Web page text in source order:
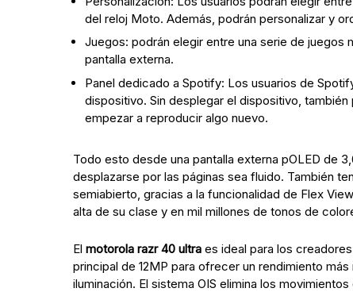
del reloj Moto. Además, podrán personalizar y
Juegos: podrán elegir entre una serie de
pantalla externa.
Panel dedicado a Spotify: Los usuarios de
dispositivo. Sin desplegar el dispositivo,
empezar a reproducir algo nuevo.
Todo esto desde una pantalla externa pOLED de
desplazarse por las páginas sea fluido. También
semiabierto, gracias a la funcionalidad de Flex
alta de su clase y en mil millones de tonos de
El motorola razr 40 ultra es ideal para los
principal de 12MP para ofrecer un rendimiento
iluminación. El sistema OIS elimina los